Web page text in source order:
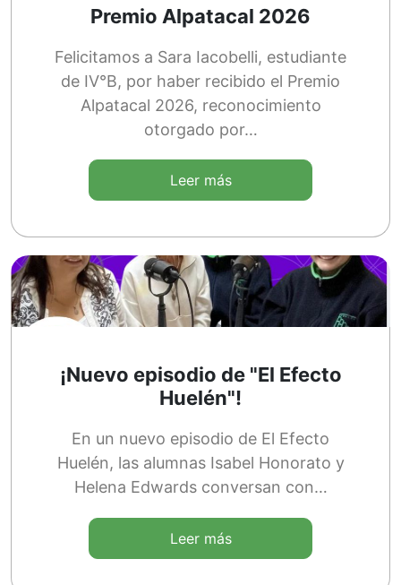
Premio Alpatacal 2026
Felicitamos a Sara Iacobelli, estudiante
de IV°B, por haber recibido el Premio
Alpatacal 2026, reconocimiento
otorgado por…
Leer más
¡Nuevo episodio de "El Efecto
Huelén"!
En un nuevo episodio de El Efecto
Huelén, las alumnas Isabel Honorato y
Helena Edwards conversan con…
Leer más